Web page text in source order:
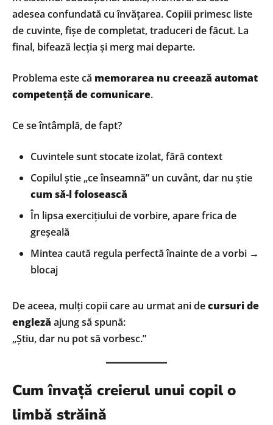
adesea confundată cu învățarea. Copiii primesc liste
de cuvinte, fișe de completat, traduceri de făcut. La
final, bifează lecția și merg mai departe.
Problema este că memorarea nu creează automat
competență de comunicare.
Ce se întâmplă, de fapt?
Cuvintele sunt stocate izolat, fără context
Copilul știe „ce înseamnă” un cuvânt, dar nu știe
cum să-l folosească
În lipsa exercițiului de vorbire, apare frica de
greșeală
Mintea caută regula perfectă înainte de a vorbi →
blocaj
De aceea, mulți copii care au urmat ani decursuri de
engleză ajung să spună:
„Știu, dar nu pot să vorbesc.”
Cum învață creierul unui copil o
limbă străină